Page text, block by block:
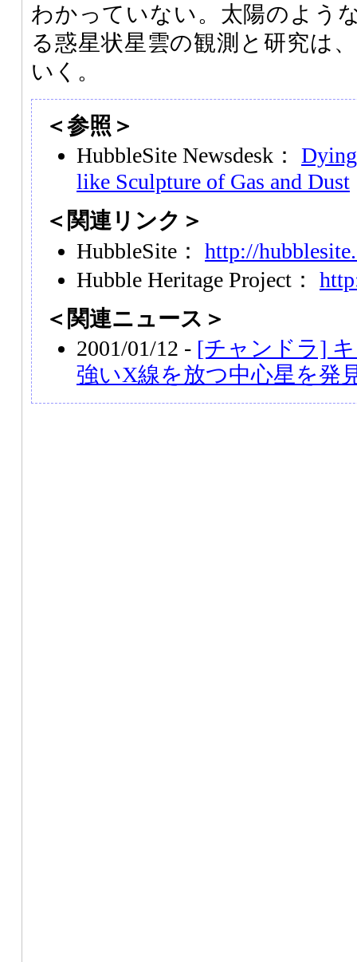
わかっていない。太陽のよう
る惑星状星雲の観測と研究は
いく。
＜参照＞
HubbleSite Newsdesk：
like Sculpture of Gas and Dust
＜関連リンク＞
HubbleSite： http://
Hubble Heritage Project：
＜関連ニュース＞
2001/01/12 - [チャンドラ]
強いX線を放つ中心星を発